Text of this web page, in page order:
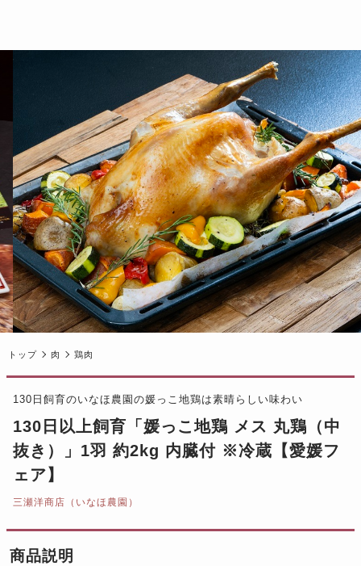
トップ 肉 鶏肉
130日飼育のいなほ農園の媛っこ地鶏は素晴らしい味わい
130日以上飼育「媛っこ地鶏 メス 丸鶏（中
抜き）」1羽 約2kg 内臓付 ※冷蔵【愛媛フ
ェア】
三瀬洋商店（いなほ農園）
商品説明